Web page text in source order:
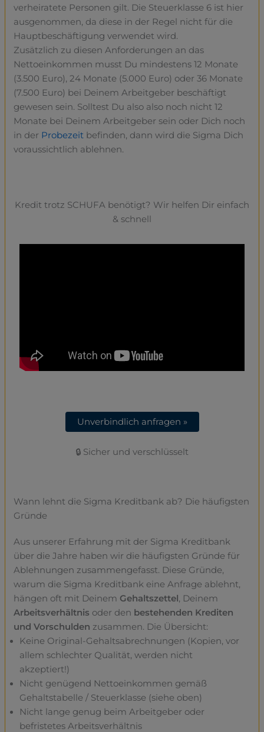
verheiratete Personen gilt. Die Steuerklasse 6 ist hier
ausgenommen, da diese in der Regel nicht für die
Hauptbeschäftigung verwendet wird.
Zusätzlich zu diesen Anforderungen an das
Nettoeinkommen musst Du mindestens 12 Monate
(3.500 Euro), 24 Monate (5.000 Euro) oder 36 Monate
(7.500 Euro) bei Deinem Arbeitgeber beschäftigt
gewesen sein. Solltest Du also also noch nicht 12
Monate bei Deinem Arbeitgeber sein oder Dich noch
in der Probezeit befinden, dann wird die Sigma Dich
voraussichtlich ablehnen.
Kredit trotz SCHUFA benötigt? Wir helfen Dir einfach
& schnell
Unverbindlich anfragen »
🔒 Sicher und verschlüsselt
Wann lehnt die Sigma Kreditbank ab? Die häufigsten
Gründe
Aus unserer Erfahrung mit der Sigma Kreditbank
über die Jahre haben wir die häufigsten Gründe für
Ablehnungen zusammengefasst. Diese Gründe,
warum die Sigma Kreditbank eine Anfrage ablehnt,
hängen oft mit Deinem Gehaltszettel , Deinem
Arbeitsverhältnis oder den bestehenden Krediten
und Vorschulden zusammen. Die Übersicht:
Keine Original-Gehaltsabrechnungen (Kopien, vor
allem schlechter Qualität, werden nicht
akzeptiert!)
Nicht genügend Nettoeinkommen gemäß
Gehaltstabelle / Steuerklasse (siehe oben)
Nicht lange genug beim Arbeitgeber oder
befristetes Arbeitsverhältnis